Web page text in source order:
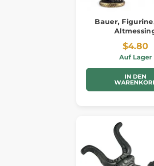
Bauer,
$4.80
Auf Lager
IN DEN